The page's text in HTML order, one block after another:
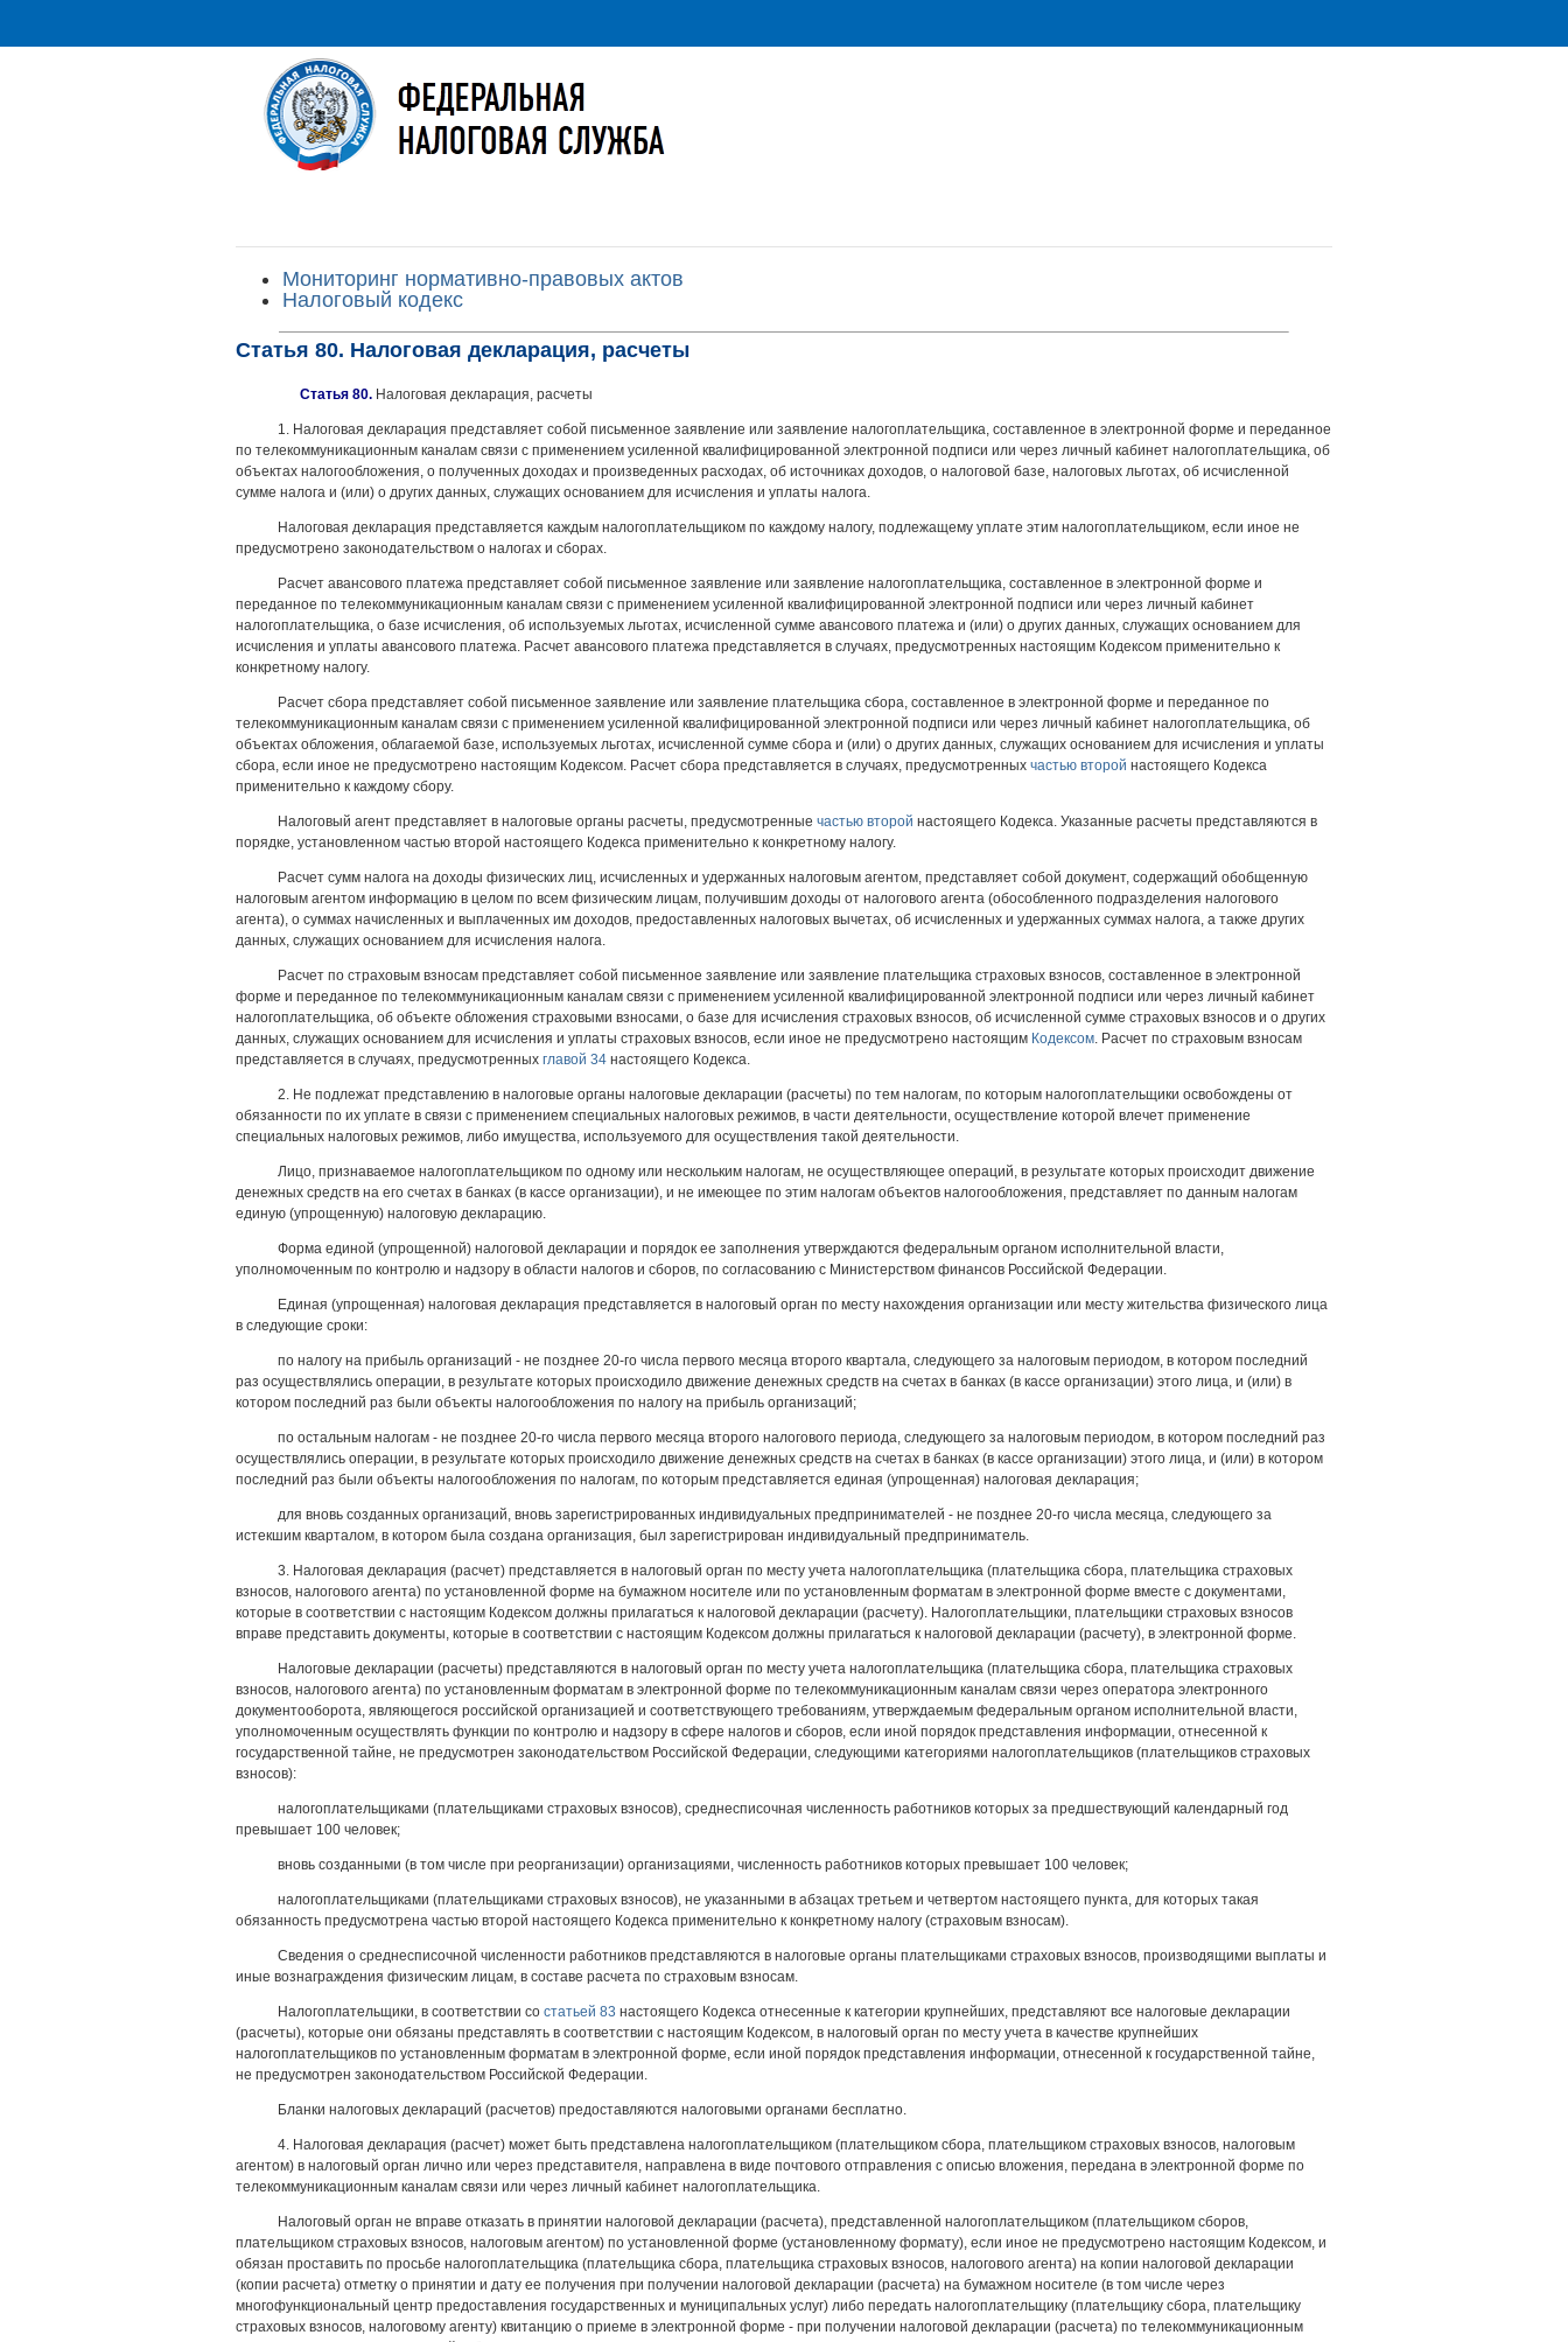
Мониторинг нормативно-правовых актов
Налоговый кодекс
Статья 80. Налоговая декларация, расчеты
Статья 80. Налоговая декларация, расчеты
1. Налоговая декларация представляет собой письменное заявление или заявление налогоплательщика, составленное в электронной форме и переданное
по телекоммуникационным каналам связи с применением усиленной квалифицированной электронной подписи или через личный кабинет налогоплательщика, об
объектах налогообложения, о полученных доходах и произведенных расходах, об источниках доходов, о налоговой базе, налоговых льготах, об исчисленной
сумме налога и (или) о других данных, служащих основанием для исчисления и уплаты налога.
Налоговая декларация представляется каждым налогоплательщиком по каждому налогу, подлежащему уплате этим налогоплательщиком, если иное не
предусмотрено законодательством о налогах и сборах.
Расчет авансового платежа представляет собой письменное заявление или заявление налогоплательщика, составленное в электронной форме и
переданное по телекоммуникационным каналам связи с применением усиленной квалифицированной электронной подписи или через личный кабинет
налогоплательщика, о базе исчисления, об используемых льготах, исчисленной сумме авансового платежа и (или) о других данных, служащих основанием для
исчисления и уплаты авансового платежа. Расчет авансового платежа представляется в случаях, предусмотренных настоящим Кодексом применительно к
конкретному налогу.
Расчет сбора представляет собой письменное заявление или заявление плательщика сбора, составленное в электронной форме и переданное по
телекоммуникационным каналам связи с применением усиленной квалифицированной электронной подписи или через личный кабинет налогоплательщика, об
объектах обложения, облагаемой базе, используемых льготах, исчисленной сумме сбора и (или) о других данных, служащих основанием для исчисления и уплаты
сбора, если иное не предусмотрено настоящим Кодексом. Расчет сбора представляется в случаях, предусмотренных частью второй настоящего Кодекса
применительно к каждому сбору.
Налоговый агент представляет в налоговые органы расчеты, предусмотренные частью второй настоящего Кодекса. Указанные расчеты представляются в
порядке, установленном частью второй настоящего Кодекса применительно к конкретному налогу.
Расчет сумм налога на доходы физических лиц, исчисленных и удержанных налоговым агентом, представляет собой документ, содержащий обобщенную
налоговым агентом информацию в целом по всем физическим лицам, получившим доходы от налогового агента (обособленного подразделения налогового
агента), о суммах начисленных и выплаченных им доходов, предоставленных налоговых вычетах, об исчисленных и удержанных суммах налога, а также других
данных, служащих основанием для исчисления налога.
Расчет по страховым взносам представляет собой письменное заявление или заявление плательщика страховых взносов, составленное в электронной
форме и переданное по телекоммуникационным каналам связи с применением усиленной квалифицированной электронной подписи или через личный кабинет
налогоплательщика, об объекте обложения страховыми взносами, о базе для исчисления страховых взносов, об исчисленной сумме страховых взносов и о других
данных, служащих основанием для исчисления и уплаты страховых взносов, если иное не предусмотрено настоящим Кодексом. Расчет по страховым взносам
представляется в случаях, предусмотренных главой 34 настоящего Кодекса.
2. Не подлежат представлению в налоговые органы налоговые декларации (расчеты) по тем налогам, по которым налогоплательщики освобождены от
обязанности по их уплате в связи с применением специальных налоговых режимов, в части деятельности, осуществление которой влечет применение
специальных налоговых режимов, либо имущества, используемого для осуществления такой деятельности.
Лицо, признаваемое налогоплательщиком по одному или нескольким налогам, не осуществляющее операций, в результате которых происходит движение
денежных средств на его счетах в банках (в кассе организации), и не имеющее по этим налогам объектов налогообложения, представляет по данным налогам
единую (упрощенную) налоговую декларацию.
Форма единой (упрощенной) налоговой декларации и порядок ее заполнения утверждаются федеральным органом исполнительной власти,
уполномоченным по контролю и надзору в области налогов и сборов, по согласованию с Министерством финансов Российской Федерации.
Единая (упрощенная) налоговая декларация представляется в налоговый орган по месту нахождения организации или месту жительства физического лица
в следующие сроки:
по налогу на прибыль организаций - не позднее 20-го числа первого месяца второго квартала, следующего за налоговым периодом, в котором последний
раз осуществлялись операции, в результате которых происходило движение денежных средств на счетах в банках (в кассе организации) этого лица, и (или) в
котором последний раз были объекты налогообложения по налогу на прибыль организаций;
по остальным налогам - не позднее 20-го числа первого месяца второго налогового периода, следующего за налоговым периодом, в котором последний раз
осуществлялись операции, в результате которых происходило движение денежных средств на счетах в банках (в кассе организации) этого лица, и (или) в котором
последний раз были объекты налогообложения по налогам, по которым представляется единая (упрощенная) налоговая декларация;
для вновь созданных организаций, вновь зарегистрированных индивидуальных предпринимателей - не позднее 20-го числа месяца, следующего за
истекшим кварталом, в котором была создана организация, был зарегистрирован индивидуальный предприниматель.
3. Налоговая декларация (расчет) представляется в налоговый орган по месту учета налогоплательщика (плательщика сбора, плательщика страховых
взносов, налогового агента) по установленной форме на бумажном носителе или по установленным форматам в электронной форме вместе с документами,
которые в соответствии с настоящим Кодексом должны прилагаться к налоговой декларации (расчету). Налогоплательщики, плательщики страховых взносов
вправе представить документы, которые в соответствии с настоящим Кодексом должны прилагаться к налоговой декларации (расчету), в электронной форме.
Налоговые декларации (расчеты) представляются в налоговый орган по месту учета налогоплательщика (плательщика сбора, плательщика страховых
взносов, налогового агента) по установленным форматам в электронной форме по телекоммуникационным каналам связи через оператора электронного
документооборота, являющегося российской организацией и соответствующего требованиям, утверждаемым федеральным органом исполнительной власти,
уполномоченным осуществлять функции по контролю и надзору в сфере налогов и сборов, если иной порядок представления информации, отнесенной к
государственной тайне, не предусмотрен законодательством Российской Федерации, следующими категориями налогоплательщиков (плательщиков страховых
взносов):
налогоплательщиками (плательщиками страховых взносов), среднесписочная численность работников которых за предшествующий календарный год
превышает 100 человек;
вновь созданными (в том числе при реорганизации) организациями, численность работников которых превышает 100 человек;
налогоплательщиками (плательщиками страховых взносов), не указанными в абзацах третьем и четвертом настоящего пункта, для которых такая
обязанность предусмотрена частью второй настоящего Кодекса применительно к конкретному налогу (страховым взносам).
Сведения о среднесписочной численности работников представляются в налоговые органы плательщиками страховых взносов, производящими выплаты и
иные вознаграждения физическим лицам, в составе расчета по страховым взносам.
Налогоплательщики, в соответствии со статьей 83 настоящего Кодекса отнесенные к категории крупнейших, представляют все налоговые декларации
(расчеты), которые они обязаны представлять в соответствии с настоящим Кодексом, в налоговый орган по месту учета в качестве крупнейших
налогоплательщиков по установленным форматам в электронной форме, если иной порядок представления информации, отнесенной к государственной тайне,
не предусмотрен законодательством Российской Федерации.
Бланки налоговых деклараций (расчетов) предоставляются налоговыми органами бесплатно.
4. Налоговая декларация (расчет) может быть представлена налогоплательщиком (плательщиком сбора, плательщиком страховых взносов, налоговым
агентом) в налоговый орган лично или через представителя, направлена в виде почтового отправления с описью вложения, передана в электронной форме по
телекоммуникационным каналам связи или через личный кабинет налогоплательщика.
Налоговый орган не вправе отказать в принятии налоговой декларации (расчета), представленной налогоплательщиком (плательщиком сборов,
плательщиком страховых взносов, налоговым агентом) по установленной форме (установленному формату), если иное не предусмотрено настоящим Кодексом, и
обязан проставить по просьбе налогоплательщика (плательщика сбора, плательщика страховых взносов, налогового агента) на копии налоговой декларации
(копии расчета) отметку о принятии и дату ее получения при получении налоговой декларации (расчета) на бумажном носителе (в том числе через
многофункциональный центр предоставления государственных и муниципальных услуг) либо передать налогоплательщику (плательщику сбора, плательщику
страховых взносов, налоговому агенту) квитанцию о приеме в электронной форме - при получении налоговой декларации (расчета) по телекоммуникационным